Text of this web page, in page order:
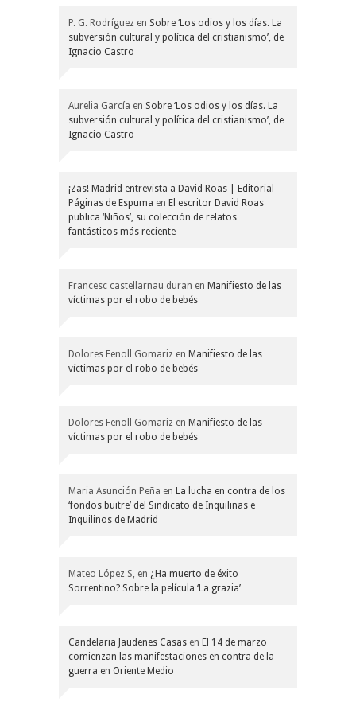
P. G. Rodríguez en Sobre ‘Los odios y los días. La
subversión cultural y política del cristianismo’, de
Ignacio Castro
Aurelia García en Sobre ‘Los odios y los días. La
subversión cultural y política del cristianismo’, de
Ignacio Castro
¡Zas! Madrid entrevista a David Roas | Editorial
Páginas de Espuma en El escritor David Roas
publica ‘Niños’, su colección de relatos
fantásticos más reciente
Francesc castellarnau duran en Manifiesto de las
víctimas por el robo de bebés
Dolores Fenoll Gomariz en Manifiesto de las
víctimas por el robo de bebés
Dolores Fenoll Gomariz en Manifiesto de las
víctimas por el robo de bebés
Maria Asunción Peña en La lucha en contra de los
‘fondos buitre’ del Sindicato de Inquilinas e
Inquilinos de Madrid
Mateo López S, en ¿Ha muerto de éxito
Sorrentino? Sobre la película ‘La grazia’
Candelaria Jaudenes Casas en El 14 de marzo
comienzan las manifestaciones en contra de la
guerra en Oriente Medio